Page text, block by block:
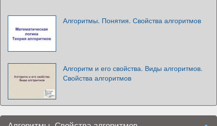
Алгоритмы. Понятия. Свойства алгоритмов
Алгоритм и его свойства. Виды алгоритмов.
Свойства алгоритмов